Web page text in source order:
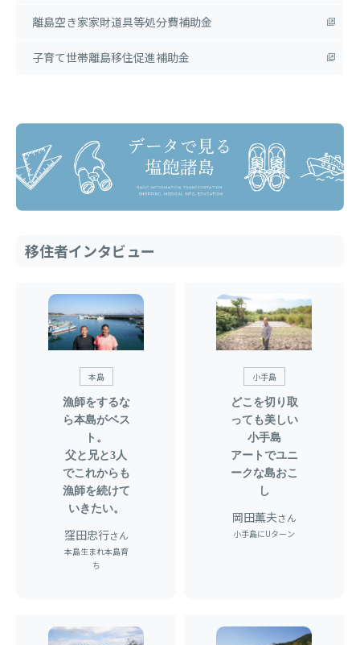
離島空き家家財道具等処分費補助金
子育て世帯離島移住促進補助金
移住者インタビュー
本島
漁師をするな
ら本島がベス
ト。
父と兄と3人
でこれからも
漁師を続けて
いきたい。
窪田忠行さん
本島生まれ本島育
ち
小手島
どこを切り取
っても美しい
小手島
アートでユニ
ークな島おこ
し
岡田薫夫さん
小手島にUターン